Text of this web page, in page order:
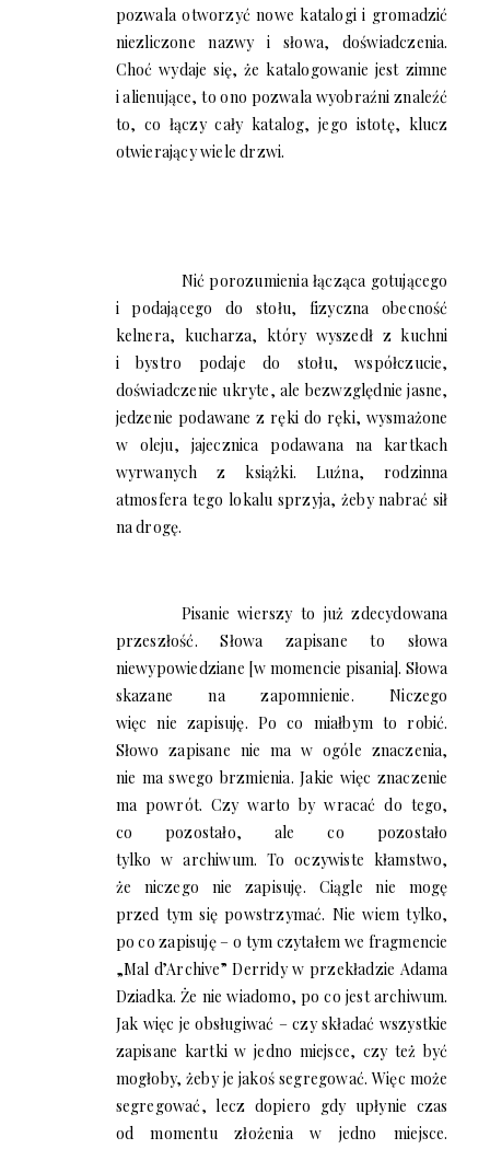
pozwala otworzyć nowe katalogi i gromadzić
niezliczone nazwy i słowa, doświadczenia.
Choć wydaje się, że katalogowanie jest zimne
i alienujące, to ono pozwala wyobraźni znaleźć
to, co łączy cały katalog, jego istotę, klucz
otwierający wiele drzwi.
Nić porozumienia łącząca gotującego
i podającego do stołu, fizyczna obecność
kelnera, kucharza, który wyszedł z kuchni
i bystro podaje do stołu, współczucie,
doświadczenie ukryte, ale bezwzględnie jasne,
jedzenie podawane z ręki do ręki, wysmażone
w oleju, jajecznica podawana na kartkach
wyrwanych z książki. Luźna, rodzinna
atmosfera tego lokalu sprzyja, żeby nabrać sił
na drogę.
Pisanie wierszy to już zdecydowana
przeszłość. Słowa zapisane to słowa
niewypowiedziane [w momencie pisania]. Słowa
skazane na zapomnienie. Niczego
więc nie zapisuję. Po co miałbym to robić.
Słowo zapisane nie ma w ogóle znaczenia,
nie ma swego brzmienia. Jakie więc znaczenie
ma powrót. Czy warto by wracać do tego,
co pozostało, ale co pozostało
tylko w archiwum. To oczywiste kłamstwo,
że niczego nie zapisuję. Ciągle nie mogę
przed tym się powstrzymać. Nie wiem tylko,
po co zapisuję – o tym czytałem we fragmencie
„Mal d’Archive” Derridy w przekładzie Adama
Dziadka. Że nie wiadomo, po co jest archiwum.
Jak więc je obsługiwać – czy składać wszystkie
zapisane kartki w jedno miejsce, czy też być
mogłoby, żeby je jakoś segregować. Więc może
segregować, lecz dopiero gdy upłynie czas
od momentu złożenia w jedno miejsce.